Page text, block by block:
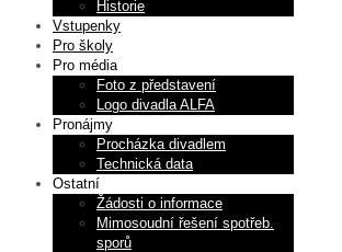
Historie
Vstupenky
Pro školy
Pro média
Foto z představení
Logo divadla ALFA
Pronájmy
Procházka divadlem
Technická data
Ostatní
Žádosti o informace
Mimosoudní řešení spotřeb.
sporů